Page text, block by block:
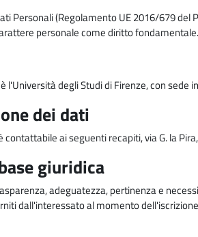
Personali (Regolamento UE 2016/679
personale come diritto
degli Studi di Firenze, con sede
dei dati
contattabile ai seguenti recapiti, via G. la
giuridica
adeguatezza, pertinenza e
dall'interessato al momento